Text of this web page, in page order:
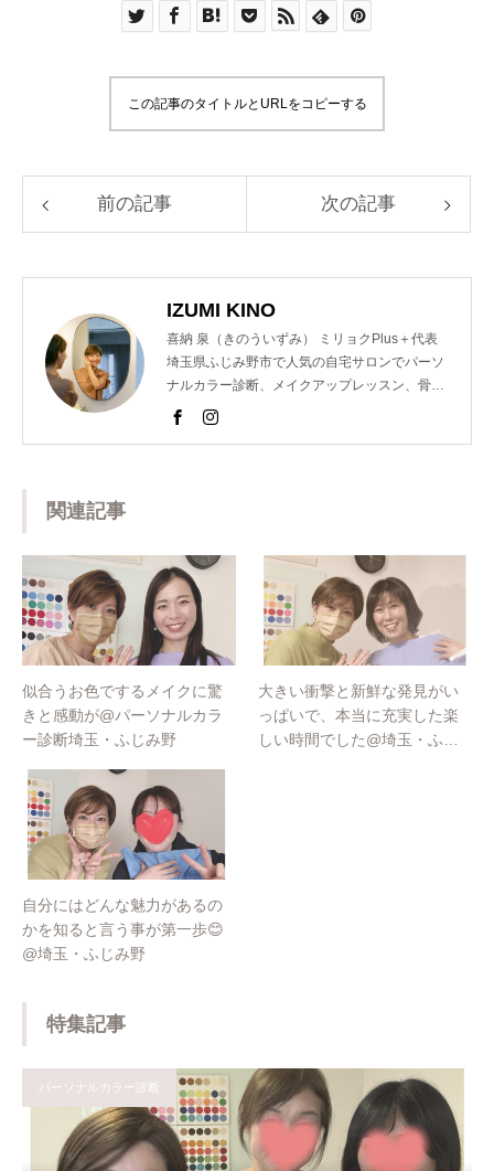
この記事のタイトルとURLをコピーする
前の記事 次の記事
IZUMI KINO
喜納 泉（きのういずみ） ミリョクPlus＋代表
埼玉県ふじみ野市で人気の自宅サロンでパーソ
ナルカラー診断、メイクアップレッスン、骨格
診断、顔診断、ショッピング同行のメニューを
当するなど多岐にわたり活躍中。
関連記事
似合うお色でするメイクに驚
きと感動が@パーソナルカラ
ー診断埼玉・ふじみ野
大きい衝撃と新鮮な発見がい
っぱいで、本当に充実した楽
しい時間でした@埼玉・ふじ
自分にはどんな魅力があるの
かを知ると言う事が第一歩😊
@埼玉・ふじみ野
特集記事
パーソナルカラー診断